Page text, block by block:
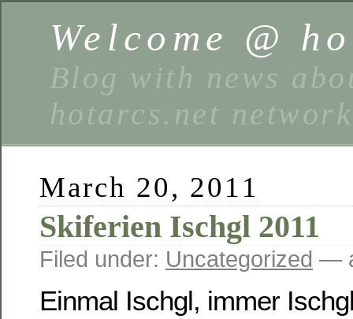
Welcome @
Blog with news
hotarcs.net network
March 20, 2011
Skiferien Ischgl 2011
Filed under: Uncategorized —
Einmal Ischgl, immer